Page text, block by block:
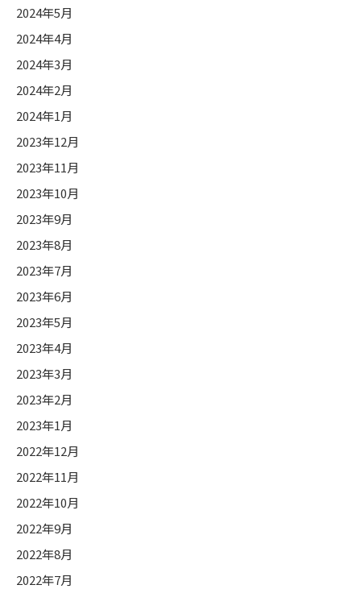
2024年5月
2024年4月
2024年3月
2024年2月
2024年1月
2023年12月
2023年11月
2023年10月
2023年9月
2023年8月
2023年7月
2023年6月
2023年5月
2023年4月
2023年3月
2023年2月
2023年1月
2022年12月
2022年11月
2022年10月
2022年9月
2022年8月
2022年7月